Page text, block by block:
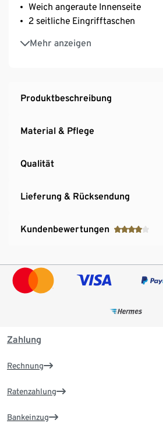
Weich angeraute Innenseite
2 seitliche Eingrifftaschen
Mehr anzeigen
2 Gesäßtaschen mit Ziernähten
Mit Gürtelschlaufen
Produktbeschreibung
Material & Pflege
Qualität
Lieferung & Rücksendung
Kundenbewertungen
Zahlung
Rechnung
Ratenzahlung
Bankeinzug